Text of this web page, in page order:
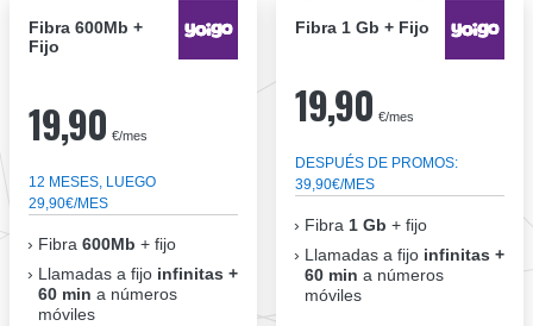
Fibra 600Mb +
Fijo
19,90 €/mes
12 MESES, LUEGO
29,90€/MES
Fibra 600Mb + fijo
Llamadas a fijo infinitas +
60 min a números
móviles
Fibra 1 Gb + Fijo
19,90 €/mes
DESPUÉS DE PROMOS:
39,90€/MES
Fibra 1 Gb + fijo
Llamadas a fijo infinitas +
60 min a números
móviles